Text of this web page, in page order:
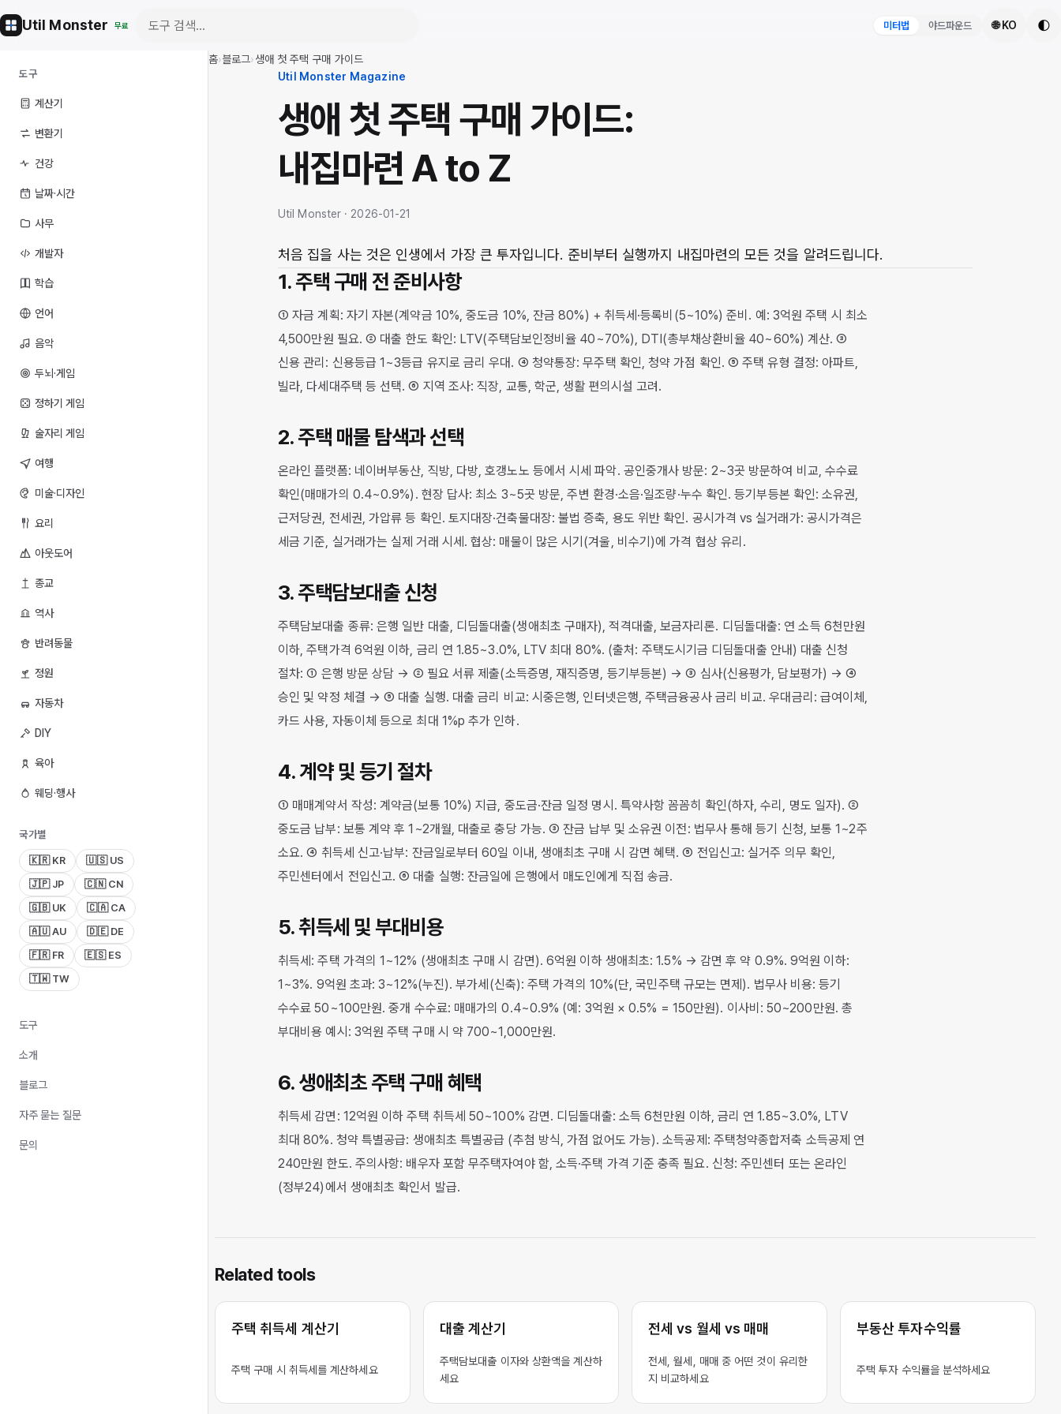
Util Monster 무료 미터법 야드파운드 🌐 KO 🌓
도구
계산기
변환기
건강
날짜·시간
사무
개발자
학습
언어
음악
두뇌·게임
정하기 게임
술자리 게임
여행
미술·디자인
요리
아웃도어
종교
역사
반려동물
정원
자동차
DIY
육아
웨딩·행사
국가별
🇰🇷 KR
🇺🇸 US
🇯🇵 JP
🇨🇳 CN
🇬🇧 UK
🇨🇦 CA
🇦🇺 AU
🇩🇪 DE
🇫🇷 FR
🇪🇸 ES
🇹🇼 TW
도구
소개
블로그
자주 묻는 질문
문의
홈›블로그›생애 첫 주택 구매 가이드
Util Monster Magazine
생애 첫 주택 구매 가이드:
내집마련 A to Z
Util Monster · 2026-01-21
처음 집을 사는 것은 인생에서 가장 큰 투자입니다. 준비부터 실행까지 내집마련의 모든 것을 알려드립니다.
1. 주택 구매 전 준비사항
① 자금 계획: 자기 자본(계약금 10%, 중도금 10%, 잔금 80%) + 취득세·등록비(5~10%) 준비. 예: 3억원 주택 시 최소
4,500만원 필요. ② 대출 한도 확인: LTV(주택담보인정비율 40~70%), DTI(총부채상환비율 40~60%) 계산. ③
신용 관리: 신용등급 1~3등급 유지로 금리 우대. ④ 청약통장: 무주택 확인, 청약 가점 확인. ⑤ 주택 유형 결정: 아파트,
빌라, 다세대주택 등 선택. ⑥ 지역 조사: 직장, 교통, 학군, 생활 편의시설 고려.
2. 주택 매물 탐색과 선택
온라인 플랫폼: 네이버부동산, 직방, 다방, 호갱노노 등에서 시세 파악. 공인중개사 방문: 2~3곳 방문하여 비교, 수수료
확인(매매가의 0.4~0.9%). 현장 답사: 최소 3~5곳 방문, 주변 환경·소음·일조량·누수 확인. 등기부등본 확인: 소유권,
근저당권, 전세권, 가압류 등 확인. 토지대장·건축물대장: 불법 증축, 용도 위반 확인. 공시가격 vs 실거래가: 공시가격은
세금 기준, 실거래가는 실제 거래 시세. 협상: 매물이 많은 시기(겨울, 비수기)에 가격 협상 유리.
3. 주택담보대출 신청
주택담보대출 종류: 은행 일반 대출, 디딤돌대출(생애최초 구매자), 적격대출, 보금자리론. 디딤돌대출: 연 소득 6천만원
이하, 주택가격 6억원 이하, 금리 연 1.85~3.0%, LTV 최대 80%. (출처: 주택도시기금 디딤돌대출 안내) 대출 신청
절차: ① 은행 방문 상담 → ② 필요 서류 제출(소득증명, 재직증명, 등기부등본) → ③ 심사(신용평가, 담보평가) → ④
승인 및 약정 체결 → ⑤ 대출 실행. 대출 금리 비교: 시중은행, 인터넷은행, 주택금융공사 금리 비교. 우대금리: 급여이체,
카드 사용, 자동이체 등으로 최대 1%p 추가 인하.
4. 계약 및 등기 절차
① 매매계약서 작성: 계약금(보통 10%) 지급, 중도금·잔금 일정 명시. 특약사항 꼼꼼히 확인(하자, 수리, 명도 일자). ②
중도금 납부: 보통 계약 후 1~2개월, 대출로 충당 가능. ③ 잔금 납부 및 소유권 이전: 법무사 통해 등기 신청, 보통 1~2주
소요. ④ 취득세 신고·납부: 잔금일로부터 60일 이내, 생애최초 구매 시 감면 혜택. ⑤ 전입신고: 실거주 의무 확인,
주민센터에서 전입신고. ⑥ 대출 실행: 잔금일에 은행에서 매도인에게 직접 송금.
5. 취득세 및 부대비용
취득세: 주택 가격의 1~12% (생애최초 구매 시 감면). 6억원 이하 생애최초: 1.5% → 감면 후 약 0.9%. 9억원 이하:
1~3%. 9억원 초과: 3~12%(누진). 부가세(신축): 주택 가격의 10%(단, 국민주택 규모는 면제). 법무사 비용: 등기
수수료 50~100만원. 중개 수수료: 매매가의 0.4~0.9% (예: 3억원 × 0.5% = 150만원). 이사비: 50~200만원. 총
부대비용 예시: 3억원 주택 구매 시 약 700~1,000만원.
6. 생애최초 주택 구매 혜택
취득세 감면: 12억원 이하 주택 취득세 50~100% 감면. 디딤돌대출: 소득 6천만원 이하, 금리 연 1.85~3.0%, LTV
최대 80%. 청약 특별공급: 생애최초 특별공급 (추첨 방식, 가점 없어도 가능). 소득공제: 주택청약종합저축 소득공제 연
240만원 한도. 주의사항: 배우자 포함 무주택자여야 함, 소득·주택 가격 기준 충족 필요. 신청: 주민센터 또는 온라인
(정부24)에서 생애최초 확인서 발급.
Related tools
주택 취득세 계산기
주택 구매 시 취득세를 계산하세요
대출 계산기
주택담보대출 이자와 상환액을 계산하
세요
전세 vs 월세 vs 매매
전세, 월세, 매매 중 어떤 것이 유리한
지 비교하세요
부동산 투자수익률
주택 투자 수익률을 분석하세요